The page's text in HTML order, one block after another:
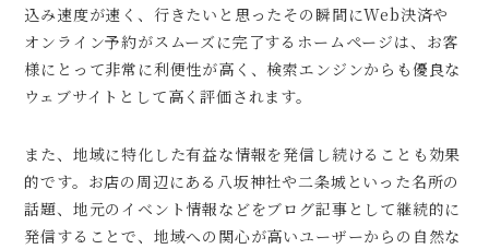
込み速度が速く、行きたいと思ったその瞬間にWeb決済や
オンライン予約がスムーズに完了するホームページは、お客
様にとって非常に利便性が高く、検索エンジンからも優良な
ウェブサイトとして高く評価されます。
また、地域に特化した有益な情報を発信し続けることも効果
的です。お店の周辺にある八坂神社や二条城といった名所の
話題、地元のイベント情報などをブログ記事として継続的に
発信することで、地域への関心が高いユーザーからの自然な